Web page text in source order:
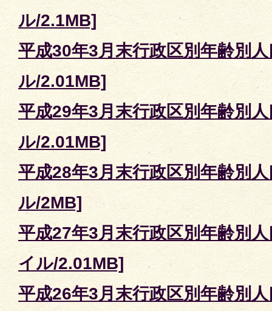
ル/2.1MB]
平成30年3月末行政区別年齢別
ル/2.01MB]
平成29年3月末行政区別年齢別
ル/2.01MB]
平成28年3月末行政区別年齢別
ル/2MB]
平成27年3月末行政区別年齢別
イル/2.01MB]
平成26年3月末行政区別年齢別